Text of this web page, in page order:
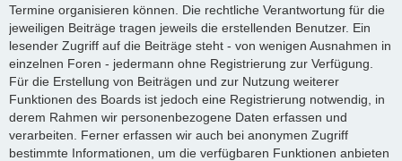
Termine organisieren können. Die rechtliche Verantwortung für die
jeweiligen Beiträge tragen jeweils die erstellenden Benutzer. Ein
lesender Zugriff auf die Beiträge steht - von wenigen Ausnahmen in
einzelnen Foren - jedermann ohne Registrierung zur Verfügung.
Für die Erstellung von Beiträgen und zur Nutzung weiterer
Funktionen des Boards ist jedoch eine Registrierung notwendig, in
derem Rahmen wir personenbezogene Daten erfassen und
verarbeiten. Ferner erfassen wir auch bei anonymen Zugriff
bestimmte Informationen, um die verfügbaren Funktionen anbieten